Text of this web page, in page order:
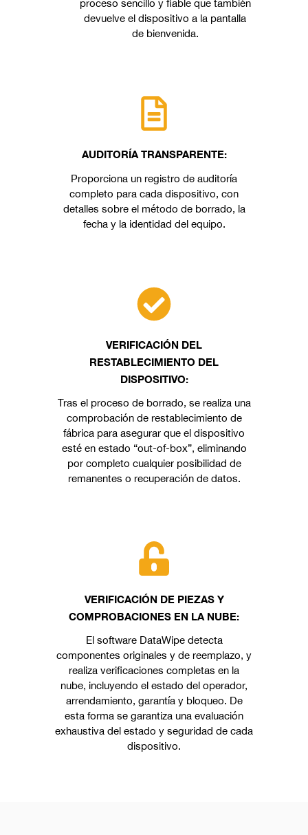
proceso sencillo y fiable que también
devuelve el dispositivo a la pantalla
de bienvenida.
AUDITORÍA TRANSPARENTE:
Proporciona un registro de auditoría
completo para cada dispositivo, con
detalles sobre el método de borrado, la
fecha y la identidad del equipo.
VERIFICACIÓN DEL
RESTABLECIMIENTO DEL
DISPOSITIVO:
Tras el proceso de borrado, se realiza una
comprobación de restablecimiento de
fábrica para asegurar que el dispositivo
esté en estado “out-of-box”, eliminando
por completo cualquier posibilidad de
remanentes o recuperación de datos.
VERIFICACIÓN DE PIEZAS Y
COMPROBACIONES EN LA NUBE:
El software DataWipe detecta
componentes originales y de reemplazo, y
realiza verificaciones completas en la
nube, incluyendo el estado del operador,
arrendamiento, garantía y bloqueo. De
esta forma se garantiza una evaluación
exhaustiva del estado y seguridad de cada
dispositivo.